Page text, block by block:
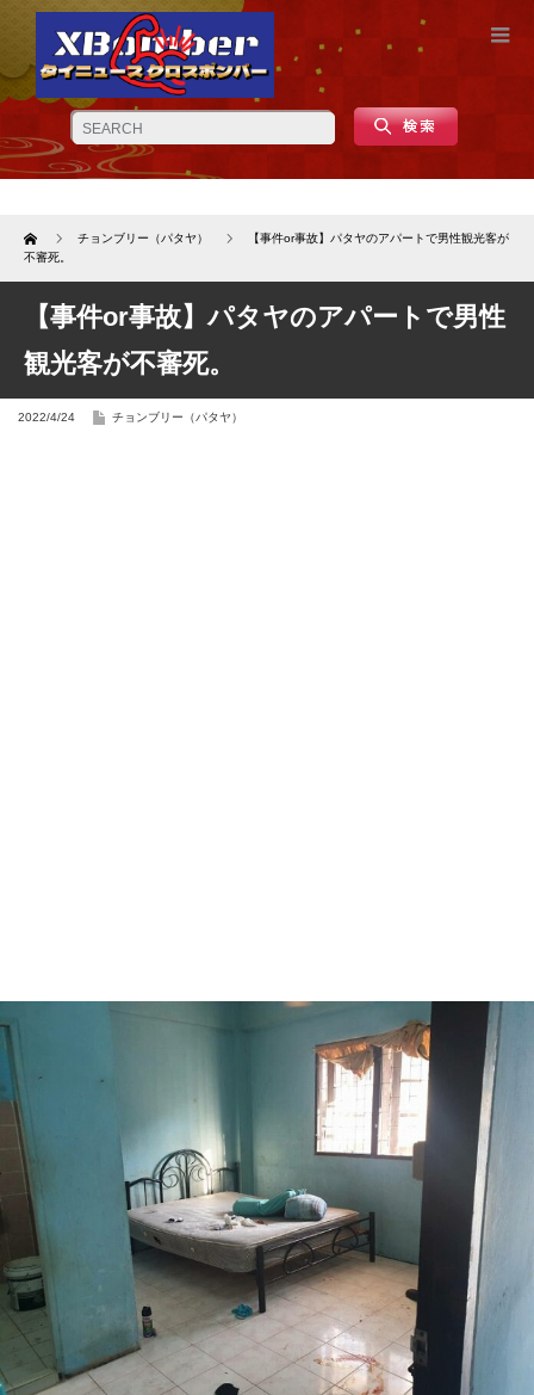
Home チョンブリー（パタヤ）
【事件or事故】パタヤのアパートで男性観光客が
不審死。
【事件or事故】パタヤのアパートで男性
観光客が不審死。
2022/4/24 チョンブリー（パタヤ）